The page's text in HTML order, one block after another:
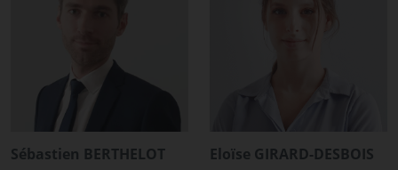
Sébastien BERTHELOT Eloïse GIRARD-DESBOIS